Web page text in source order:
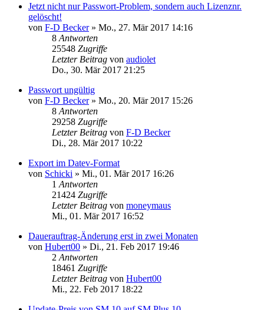
Jetzt nicht nur Passwort-Problem, sondern auch Lizenznr.
gelöscht!
von F-D Becker» Mo., 27. Mär 2017 14:16
8 Antworten
25548 Zugriffe
Letzter Beitrag von audiolet
Do., 30. Mär 2017 21:25
Passwort ungültig
von F-D Becker» Mo., 20. Mär 2017 15:26
8 Antworten
29258 Zugriffe
Letzter Beitrag von F-D Becker
Di., 28. Mär 2017 10:22
Export im Datev-Format
von Schicki » Mi., 01. Mär 2017 16:26
1 Antworten
21424 Zugriffe
Letzter Beitrag von moneymaus
Mi., 01. Mär 2017 16:52
Dauerauftrag-Änderung erst in zwei Monaten
von Hubert00 » Di., 21. Feb 2017 19:46
2 Antworten
18461 Zugriffe
Letzter Beitrag von Hubert00
Mi., 22. Feb 2017 18:22